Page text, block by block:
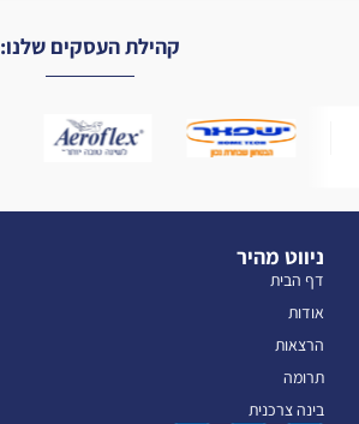
קהילת העסקים שלנו:
ניווט מהיר
דף הבית
אודות
הרצאות
תרומה
בינה צרכנית